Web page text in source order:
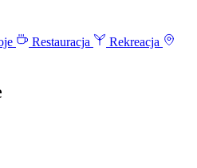
Restauracja
Rekreacja